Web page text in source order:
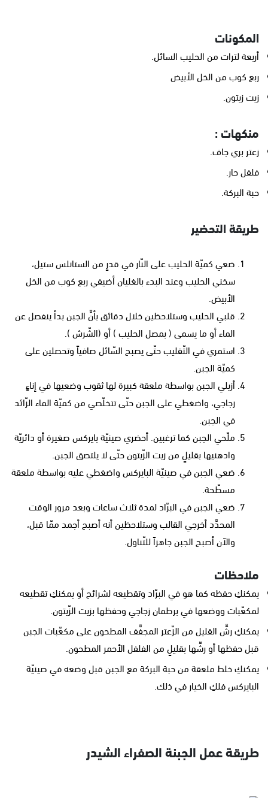
المكونات
أربعة لترات من الحليب السائل.
ربع كوب من الخل الأبيض
زيت زيتون.
منكهات :
زعتر بري جاف.
فلفل حار.
حبة البركة.
طريقة التحضير
ضعي كميّة الحليب على النّار في قدرٍ من الستانلس ستيل،
سخني الحليب وعند البدء بالغليان أضيفي ربع كوب من الخل
الأبيض.
قلبي الحليب وستلاحظين خلال دقائق بأنَّ الجبن بدأ ينفصل عن
الماء أو ما يسمى ( بمصل الحليب ) أو (الشّرش ).
استمري في التّقليب حتّى يصبح السّائل صافياً وتحصلين على
كميّة الجبن.
أزيلي الجبن بواسطة ملعقة كبيرة لها ثقوب وضعيها في إناءٍ
زجاجي، واضغطي على الجبن حتّى تتخلّصي من كميّة الماء الزّائد
في الجبن.
ملّحي الجبن كما ترغبين. أحضري صينيّة بايركس صغيرة أو دائريّة
وادهنيها بقليلٍ من زيت الزّيتون حتّى لا يلتصق الجبن.
ضعي الجبن في صينيّة البايركس واضغطي عليه بواسطة ملعقة
مسطّحة.
ضعي الجبن في البرّاد لمدة ثلاث ساعات وبعد مرور الوقت
المحدَّد أخرجي القالب وستلاحظين أنه أصبح أجمد ممّا قبل،
والآن أصبح الجبن جاهزاً للتّناول.
ملاحظات
يمكنكِ حفظه كما هو في البرّاد وتقطيعه لشرائح أو يمكنكِ تقطيعه
لمكعّبات ووضعها في برطمان زجاجي وحفظها بزيت الزّيتون.
يمكنكِ رشِّ القليل من الزّعتر المجفَّف المطحون على مكعّبات الجبن
قبل حفظها أو رشِّها بقليلٍ من الفلفل الأحمر المطحون.
يمكنكِ خلط ملعقة من حبة البركة مع الجبن قبل وضعه في صينيّة
البايركس فلكِ الخيار في ذلك.
طريقة عمل الجبنة الصفراء الشيدر